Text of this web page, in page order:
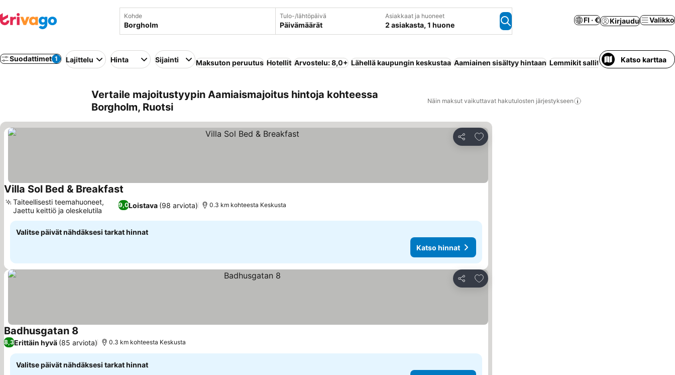
Kohde Tulo-/lähtöpäivä
Päivämäärät
Asiakkaat ja huoneet
2 asiakasta, 1 huone
FI · € Kirjaudu Valikko
Suodattimet 1 Lajittelu Hinta Sijainti Maksuton peruutus Hotellit Arvostelu: 8,0+ Lähellä kaupungin keskustaa Aamiainen sisältyy hintaan Lemmikit sallittu Pysäköinti Ranta
Katso karttaa
Vertaile majoitustyypin Aamiaismajoitus hintoja kohteessa
Borgholm, Ruotsi
Näin maksut vaikuttavat hakutulosten järjestykseen
Jaa
Lisää suosikkeihin
Villa Sol Bed & Breakfast
9,0Loistava (98 arviota)
Taiteellisesti teemahuoneet,
Jaettu keittiö ja oleskelutila
0.3 km kohteesta Keskusta
Valitse päivät nähdäksesi tarkat hinnat
Katso hinnat
Jaa
Lisää suosikkeihin
Badhusgatan 8 Katso hinnat
8,3Erittäin hyvä (85 arviota) 0.3 km kohteesta Keskusta
Valitse päivät nähdäksesi tarkat hinnat